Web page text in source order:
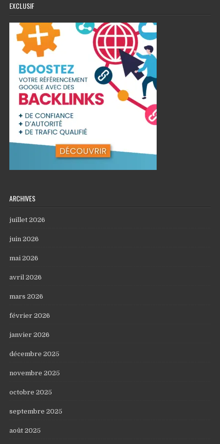
EXCLUSIF
ARCHIVES
juillet 2026
juin 2026
mai 2026
avril 2026
mars 2026
février 2026
janvier 2026
décembre 2025
novembre 2025
octobre 2025
septembre 2025
août 2025